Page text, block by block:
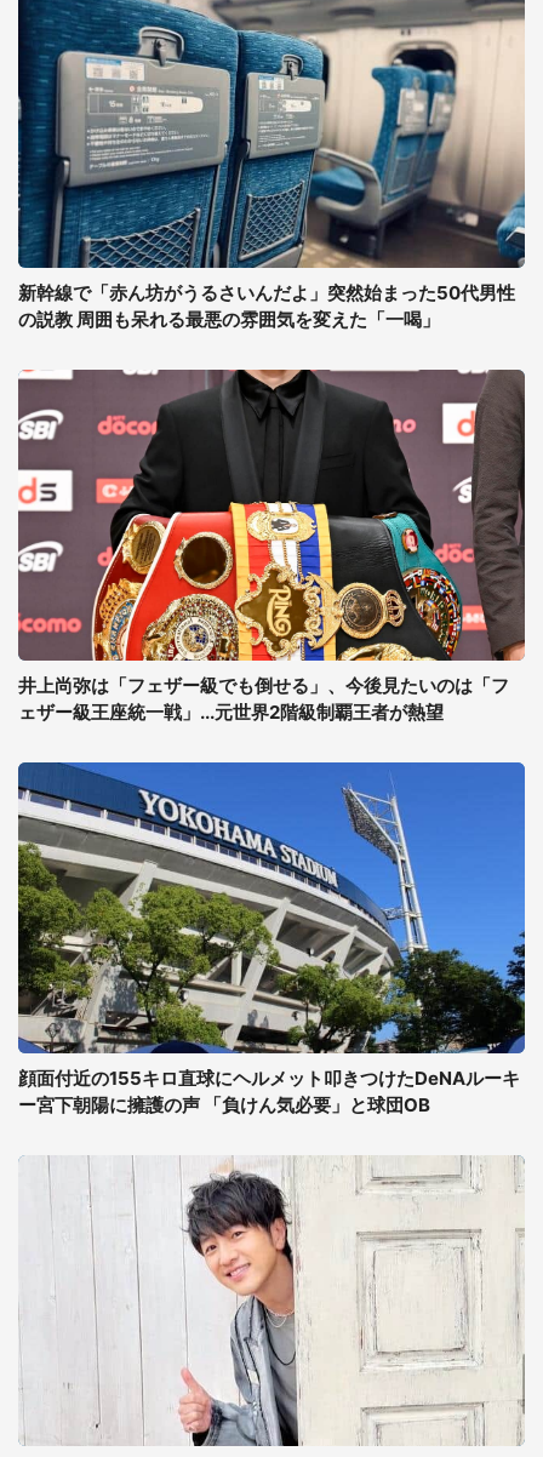
新幹線で「赤ん坊がうるさいんだよ」突然始まった50代男性
の説教 周囲も呆れる最悪の雰囲気を変えた「一喝」
井上尚弥は「フェザー級でも倒せる」、今後見たいのは「フ
ェザー級王座統一戦」...元世界2階級制覇王者が熱望
顔面付近の155キロ直球にヘルメット叩きつけたDeNAルーキ
ー宮下朝陽に擁護の声 「負けん気必要」と球団OB